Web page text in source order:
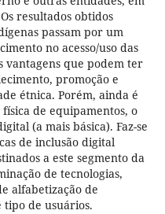
resultados obtidos
passam por um
no acesso/uso das
vantagens que podem ter
promoção e
étnica. Porém, ainda é
de equipamentos, o
(a mais básica). Faz-se
de inclusão digital
a este segmento da
de tecnologias,
alfabetização de
tipo de usuários.